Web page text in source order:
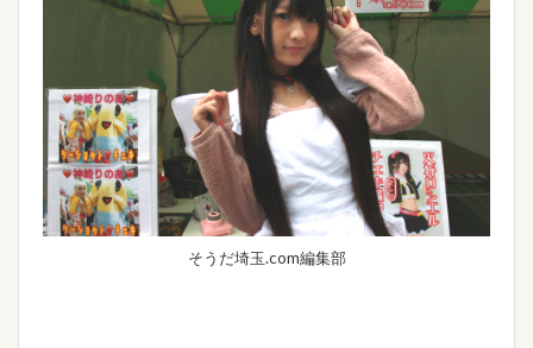
運営団体 ライター
そうだ埼玉.com編集部